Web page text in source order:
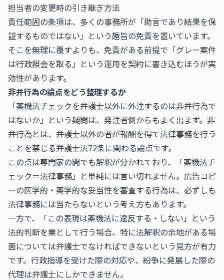
担当者の変更時の引き継ぎ方法
責任範囲の条項は、多くの事務所が「助言であり結果を保
証するものではない」という趣旨の免責を置いています。
そこを無理に覆すよりも、免責がある前提で「グレー案件
は行政照会を取る」という運用を契約に書き込むほうが実
効性があります。
非弁行為の論点をどう整理するか
「薬機法チェックを弁護士以外に外注するのは非弁行為で
はないか」という疑問は、発注者側からもよく出ます。非
弁行為とは、弁護士以外の者が報酬を得て法律事務を行う
ことを禁じる弁護士法72条に関わる論点です。
この点は専門家の間でも解釈が分かれており、「薬機法チ
ェック＝法律事務」と単純には言い切れません。広告コピ
ーの医学的・薬学的な妥当性を審査する行為は、必ずしも
法律事務には当たらないという考え方もあります。
一方で、「この表現は薬機法に違反する・しない」という
法的判断を業として行う場合、特に法解釈の余地がある場
面については弁護士でなければできないという見方が有力
です。行政指導を受けた際の対応や、紛争に発展した際の
代理は弁護士にしかできません。